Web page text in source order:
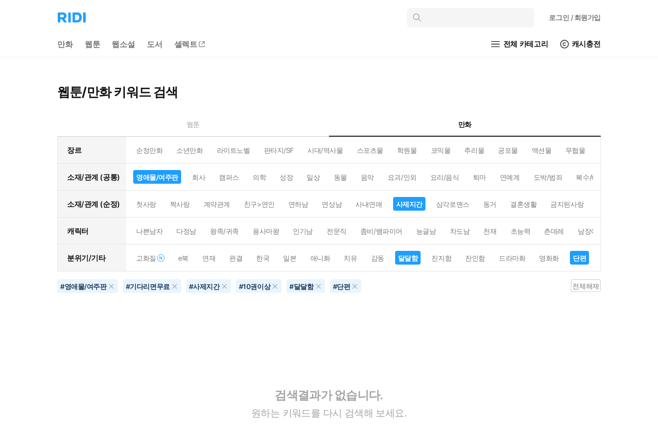
리
디
으
인
로그인 / 회원가입
만화 웹툰 웹소설 도서 셀렉트 전체 카테고리 캐시충전
웹툰/만화 키워드 검색
웹툰 만화
장르 순정만화 소년만화 라이트노벨 판타지/SF 시대/역사물 스포츠물 학원물 코믹물 추리물 공포물 액션물 무협물
소재/관계 (공통) 영애물/여주판 회사 캠퍼스 의학 성장 일상 동물 음악 요괴/인외 요리/음식 퇴마 연예계 도박/범죄 복수/배신
소재/관계 (순정) 첫사랑 짝사랑 계약관계 친구>연인 연하남 연상남 사내연애 사제지간 삼각로맨스 동거 결혼생활 금지된사랑
캐릭터 나쁜남자 다정남 왕족/귀족 용사마왕 인기남 전문직 좀비/뱀파이어 능글남 차도남 천재 초능력 츤데레 남장여자
분위기/기타 고화질 e북 연재 완결 한국 일본 애니화 치유 감동 달달함 진지함 잔인함 드라마화 영화화 단편
#영애물/여주판 #기다리면무료 #사제지간 #10권이상 #달달함 #단편 전체해제
검색결과가 없습니다.
원하는 키워드를 다시 검색해 보세요.